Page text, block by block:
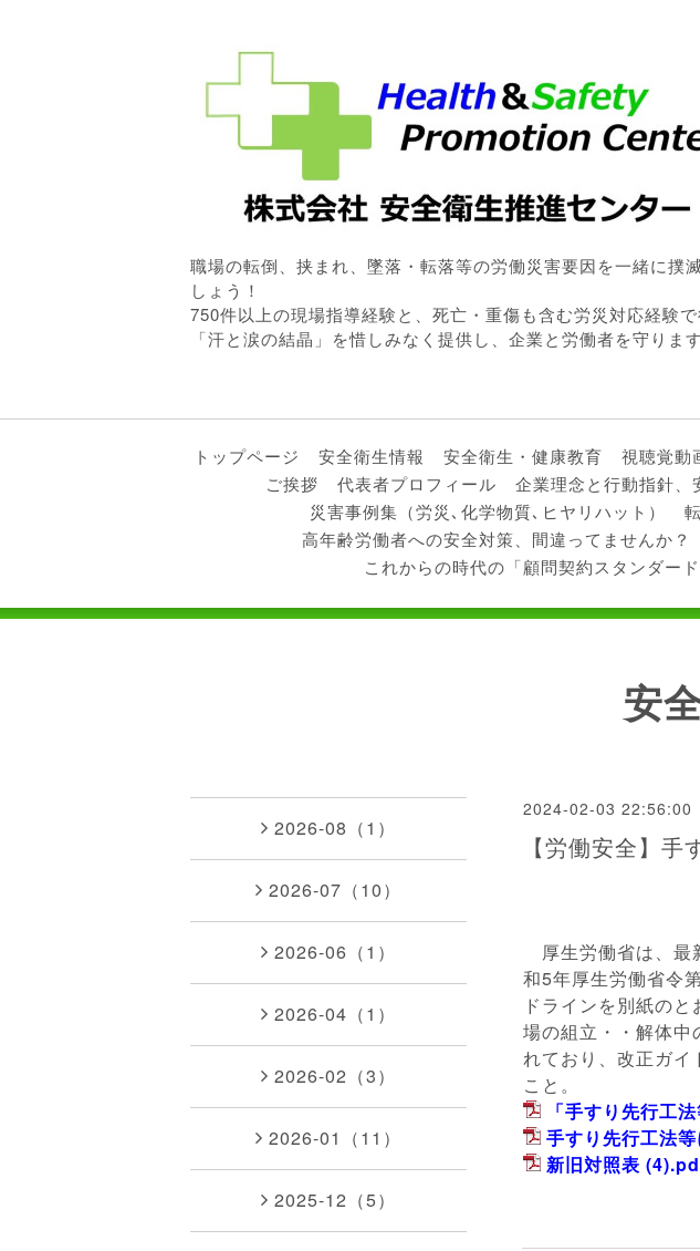
職場の転倒、挟まれ、墜落・転落等の労働災害要因を一緒に撲
しょう！
750件以上の現場指導経験と、死亡・重傷も含む労災対応経験で
「汗と涙の結晶」を惜しみなく提供し、企業と労働者を守りま
トップページ 安全衛生情報 安全衛生・健康教育 視聴覚動
ご挨拶
代表者プロフィール 企業理念と行動指針、
災害事例集（労災､化学物質､ヒヤリハット）
高年齢労働者への安全対策、間違ってませんか？
これからの時代の「顧問契約スタンダー
安
2024-02-03 22:56:00
【労働安全】
厚生労働省は、最
和5年厚生労働省令
ドラインを別紙の
場の組立・・解体中
れており、改正ガ
こと。
「手すり先行工
手すり先行工法
新旧対照表
2026-08（1）
2026-07（10）
2026-06（1）
2026-04（1）
2026-02（3）
2026-01（11）
2025-12（5）